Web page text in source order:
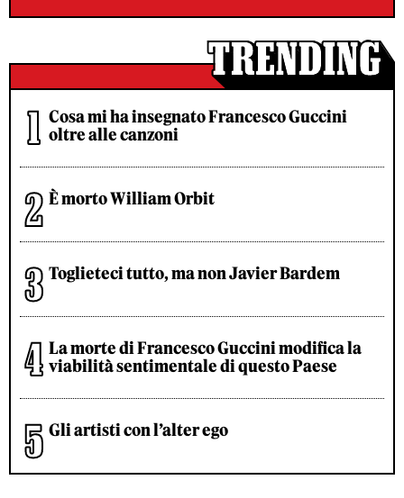
Cosa mi ha insegnato Francesco Guccini
oltre alle canzoni
È morto William Orbit
Toglieteci tutto, ma non Javier Bardem
La morte di Francesco Guccini modifica la
viabilità sentimentale di questo Paese
Gli artisti con l’alter ego